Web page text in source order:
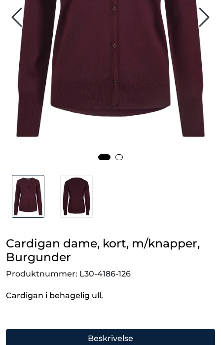
Cardigan dame, kort, m/knapper,
Burgunder
Produktnummer: L30-4186-126
Cardigan i behagelig ull.
Beskrivelse
Outlet!